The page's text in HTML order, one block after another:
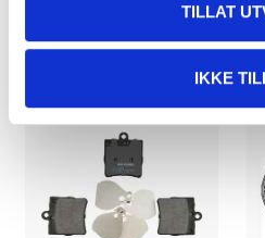
TILLAT
IKKE
Andre kunder